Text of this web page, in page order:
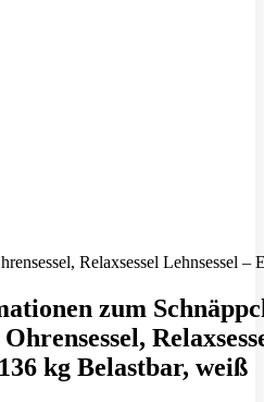
Relaxsessel Lehnsessel –
zum
kg Belastbar, weiß